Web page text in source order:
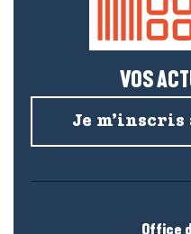
VOS
Je
Office